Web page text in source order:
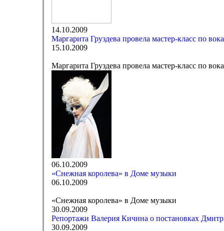
14.10.2009
Маргарита Груздева провела мастер-класс по
15.10.2009
Маргарита Груздева провела мастер-класс по
06.10.2009
«Снежная королева» в Доме музыки
06.10.2009
«Снежная королева» в Доме музыки
30.09.2009
Репортажи Валерия Кичина о постановках
30.09.2009